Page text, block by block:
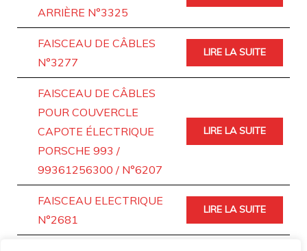
ARRIÈRE N°3325
FAISCEAU DE CÂBLES
N°3277
LIRE LA SUITE
FAISCEAU DE CÂBLES
POUR COUVERCLE
CAPOTE ÉLECTRIQUE
PORSCHE 993 /
99361256300 / N°6207
LIRE LA SUITE
FAISCEAU ELECTRIQUE
N°2681
LIRE LA SUITE